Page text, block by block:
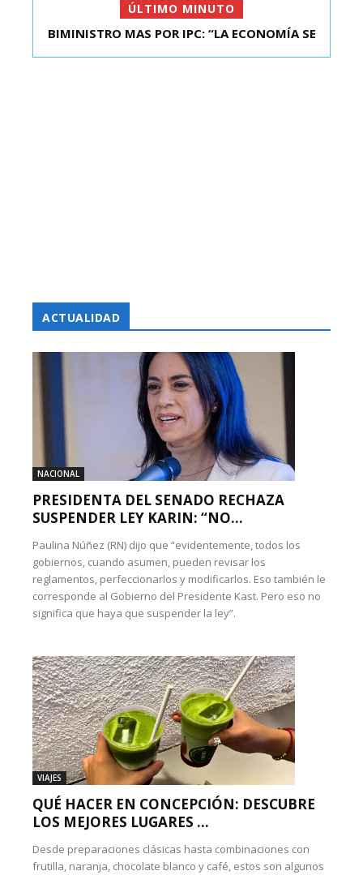
ÚLTIMO MINUTO
KAST SE REUNIÓ CON EL PRESIDENTE ELECTO DE
BIMINISTRO MAS POR IPC: “LA ECONOMÍA SE
ACTUALIDAD
NACIONAL
PRESIDENTA DEL SENADO RECHAZA
SUSPENDER LEY KARIN: “NO...
Paulina Núñez (RN) dijo que “evidentemente, todos los
gobiernos, cuando asumen, pueden revisar los
reglamentos, perfeccionarlos y modificarlos. Eso también le
corresponde al Gobierno del Presidente Kast. Pero eso no
significa que haya que suspender la ley”.
VIAJES
QUÉ HACER EN CONCEPCIÓN: DESCUBRE
LOS MEJORES LUGARES ...
Desde preparaciones clásicas hasta combinaciones con
frutilla, naranja, chocolate blanco y café, estos son algunos